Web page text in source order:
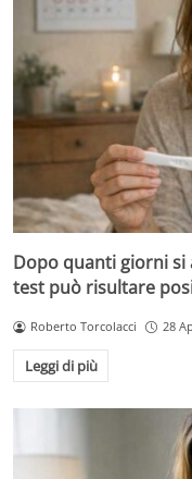
Dopo quanti giorni
test può risultare
Roberto Torcolacci 28
Leggi di più